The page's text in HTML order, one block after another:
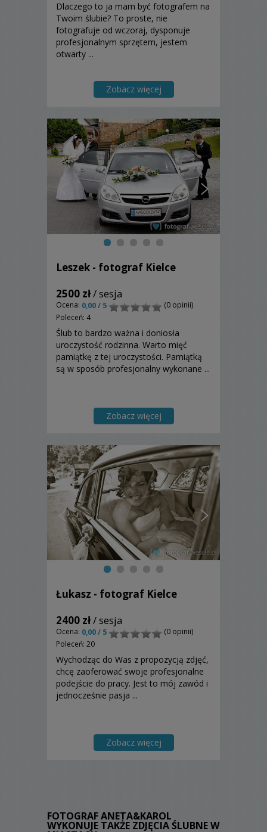
Dlaczego to ja mam być fotografem na
Twoim ślubie? To proste, nie
fotografuje od wczoraj, dysponuje
profesjonalnym sprzętem, jestem
otwarty ...
Zobacz więcej
Leszek - fotograf Kielce
2500 zł/ sesja
Ocena: 0,00 / 5
(0 opinii)
Poleceń: 4
Ślub to bardzo ważna i doniosła
uroczystość rodzinna. Warto mięć
pamiątkę z tej uroczystości. Pamiątką
są w sposób profesjonalny wykonane ...
Zobacz więcej
Łukasz - fotograf Kielce
2400 zł/ sesja
Ocena: 0,00 / 5
(0 opinii)
Poleceń: 20
Wychodząc do Was z propozycją zdjęć,
chcę zaoferować swoje profesjonalne
podejście do pracy. Jest to mój zawód i
jednocześnie pasja ...
Zobacz więcej
FOTOGRAF ANETA&KAROL
WYKONUJE TAKŻE ZDJĘCIA ŚLUBNE W